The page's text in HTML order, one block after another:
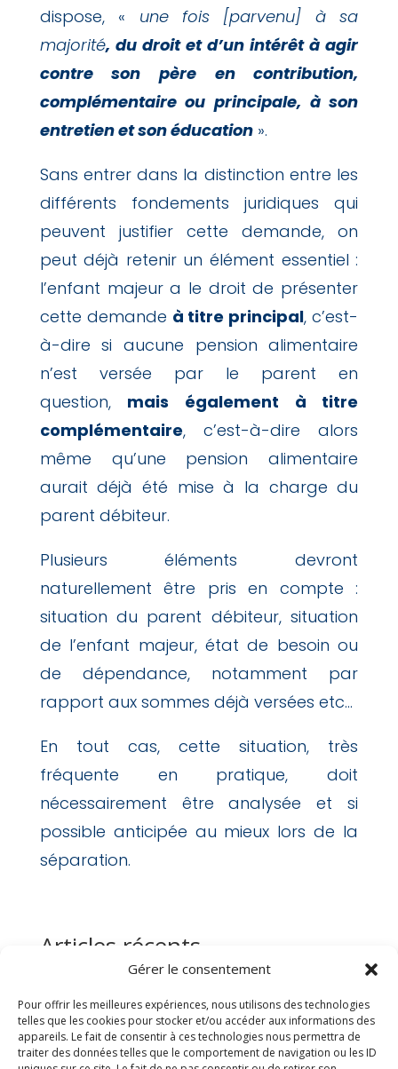
Gérer le consentement
Pour offrir les meilleures expériences, nous utilisons des technologies
telles que les cookies pour stocker et/ou accéder aux informations des
appareils. Le fait de consentir à ces technologies nous permettra de
traiter des données telles que le comportement de navigation ou les ID
dispose, « une fois [parvenu] à sa
majorité, du droit et d’un intérêt à agir
contre son père en contribution,
complémentaire ou principale, à son
entretien et son éducation».
Sans entrer dans la distinction entre les
différents fondements juridiques qui
peuvent justifier cette demande, on
peut déjà retenir un élément essentiel :
l’enfant majeur a le droit de présenter
cette demande à titre principal, c’est-
à-dire si aucune pension alimentaire
n’est versée par le parent en
question, mais également à titre
complémentaire, c’est-à-dire alors
même qu’une pension alimentaire
aurait déjà été mise à la charge du
parent débiteur.
Plusieurs éléments devront
naturellement être pris en compte :
situation du parent débiteur, situation
de l’enfant majeur, état de besoin ou
de dépendance, notamment par
rapport aux sommes déjà versées etc…
En tout cas, cette situation, très
fréquente en pratique, doit
nécessairement être analysée et si
possible anticipée au mieux lors de la
séparation.
Articles récents
L’enfant majeur peut-il réclamer directement une
pension alimentaire à son père ou sa mère ?
Les grands-parents ont-ils toujours le droit de voir
leurs petits-enfants ?